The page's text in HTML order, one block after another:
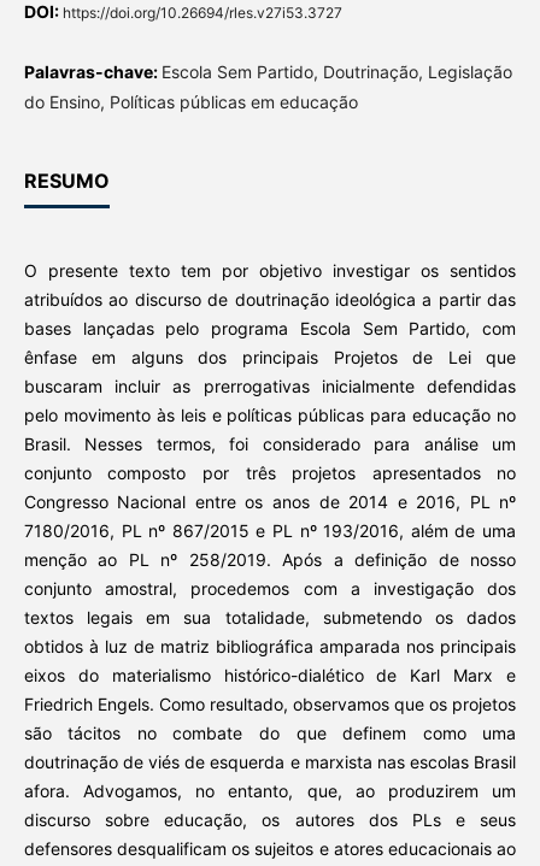
DOI: https://doi.org/10.26694/rles.v27i53.3727
Palavras-chave: Escola Sem Partido, Doutrinação, Legislação
do Ensino, Políticas públicas em educação
RESUMO
O presente texto tem por objetivo investigar os sentidos
atribuídos ao discurso de doutrinação ideológica a partir das
bases lançadas pelo programa Escola Sem Partido, com
ênfase em alguns dos principais Projetos de Lei que
buscaram incluir as prerrogativas inicialmente defendidas
pelo movimento às leis e políticas públicas para educação no
Brasil. Nesses termos, foi considerado para análise um
conjunto composto por três projetos apresentados no
Congresso Nacional entre os anos de 2014 e 2016, PL nº
7180/2016, PL nº 867/2015 e PL nº 193/2016, além de uma
menção ao PL nº 258/2019. Após a definição de nosso
conjunto amostral, procedemos com a investigação dos
textos legais em sua totalidade, submetendo os dados
obtidos à luz de matriz bibliográfica amparada nos principais
eixos do materialismo histórico-dialético de Karl Marx e
Friedrich Engels. Como resultado, observamos que os projetos
são tácitos no combate do que definem como uma
doutrinação de viés de esquerda e marxista nas escolas Brasil
afora. Advogamos, no entanto, que, ao produzirem um
discurso sobre educação, os autores dos PLs e seus
defensores desqualificam os sujeitos e atores educacionais ao